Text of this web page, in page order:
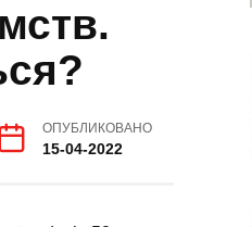
ОПУБЛИКОВАНО
15-04-2022